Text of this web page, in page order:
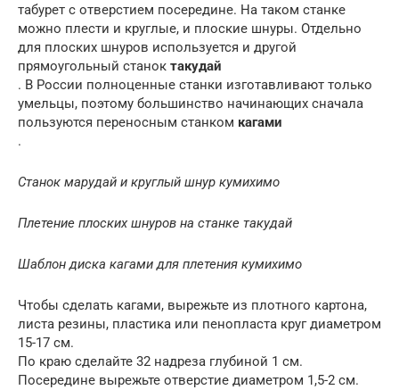
табурет с отверстием посередине. На таком станке
можно плести и круглые, и плоские шнуры. Отдельно
для плоских шнуров используется и другой
прямоугольный станок такудай
. В России полноценные станки изготавливают только
умельцы, поэтому большинство начинающих сначала
пользуются переносным станком кагами
.
Станок марудай и круглый шнур кумихимо
Плетение плоских шнуров на станке такудай
Шаблон диска кагами для плетения кумихимо
Чтобы сделать кагами, вырежьте из плотного картона,
листа резины, пластика или пенопласта круг диаметром
15-17 см.
По краю сделайте 32 надреза глубиной 1 см.
Посередине вырежьте отверстие диаметром 1,5-2 см.